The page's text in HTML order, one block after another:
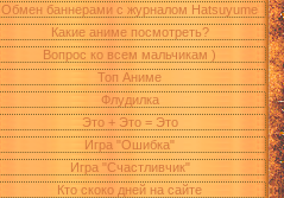
Обмен баннерами с журналом Hatsuyume
Какие аниме посмотреть?
Вопрос ко всем мальчикам )
Топ Аниме
Флудилка
Это + Это = Это
Игра "Ошибка"
Игра "Счастливчик"
Кто скоко дней на сайте